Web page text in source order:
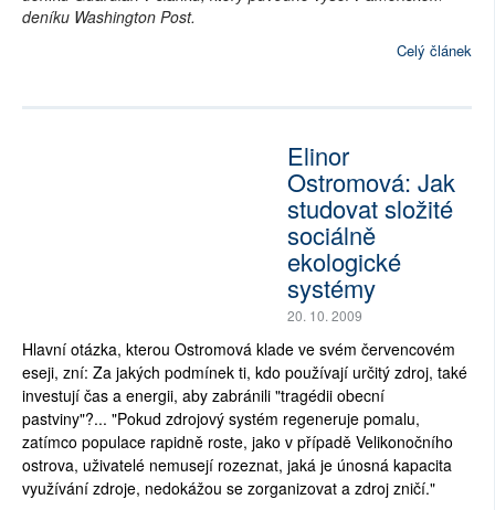
deníku Washington Post.
Celý článek
Elinor
Ostromová: Jak
studovat složité
sociálně
ekologické
systémy
20. 10. 2009
Hlavní otázka, kterou Ostromová klade ve svém červencovém
eseji, zní: Za jakých podmínek ti, kdo používají určitý zdroj, také
investují čas a energii, aby zabránili "tragédii obecní
pastviny"?... "Pokud zdrojový systém regeneruje pomalu,
zatímco populace rapidně roste, jako v případě Velikonočního
ostrova, uživatelé nemusejí rozeznat, jaká je únosná kapacita
využívání zdroje, nedokážou se zorganizovat a zdroj zničí."